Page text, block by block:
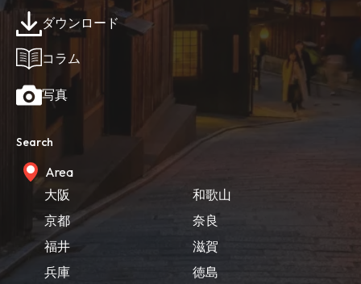
ダウンロード
コラム
写真
Search
Area
大阪
京都
福井
兵庫
和歌山
奈良
滋賀
徳島